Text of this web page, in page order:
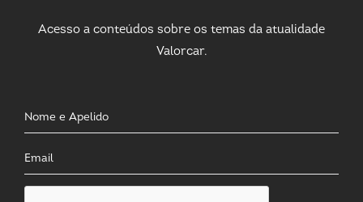
Acesso a conteúdos sobre os temas da atualidade
Valorcar.